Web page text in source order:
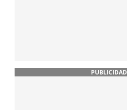
PUBLICIDAD